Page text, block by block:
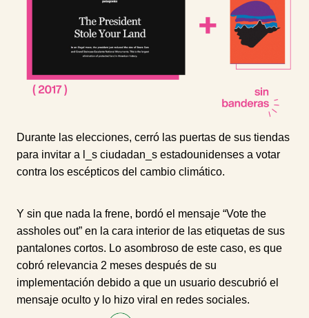
Durante las elecciones, cerró las puertas de sus tiendas
para invitar a l_s ciudadan_s estadounidenses a votar
contra los escépticos del cambio climático.
Y sin que nada la frene, bordó el mensaje “Vote the
assholes out” en la cara interior de las etiquetas de sus
pantalones cortos. Lo asombroso de este caso, es que
cobró relevancia 2 meses después de su
implementación debido a que un usuario descubrió el
mensaje oculto y lo hizo viral en redes sociales.